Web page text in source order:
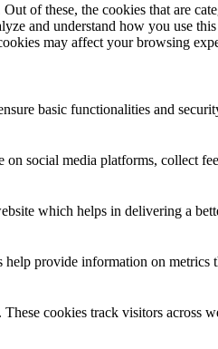
of these, the cookies that are
and understand how you use
may affect your browsing
basic functionalities and
social media platforms, collect
which helps in delivering a
provide information on metrics
cookies track visitors across